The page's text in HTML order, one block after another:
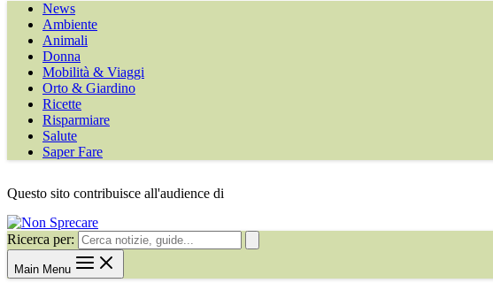
News
Ambiente
Animali
Donna
Mobilità & Viaggi
Orto & Giardino
Ricette
Risparmiare
Salute
Saper Fare
Questo sito contribuisce all'audience di
Ricerca per:
Main Menu